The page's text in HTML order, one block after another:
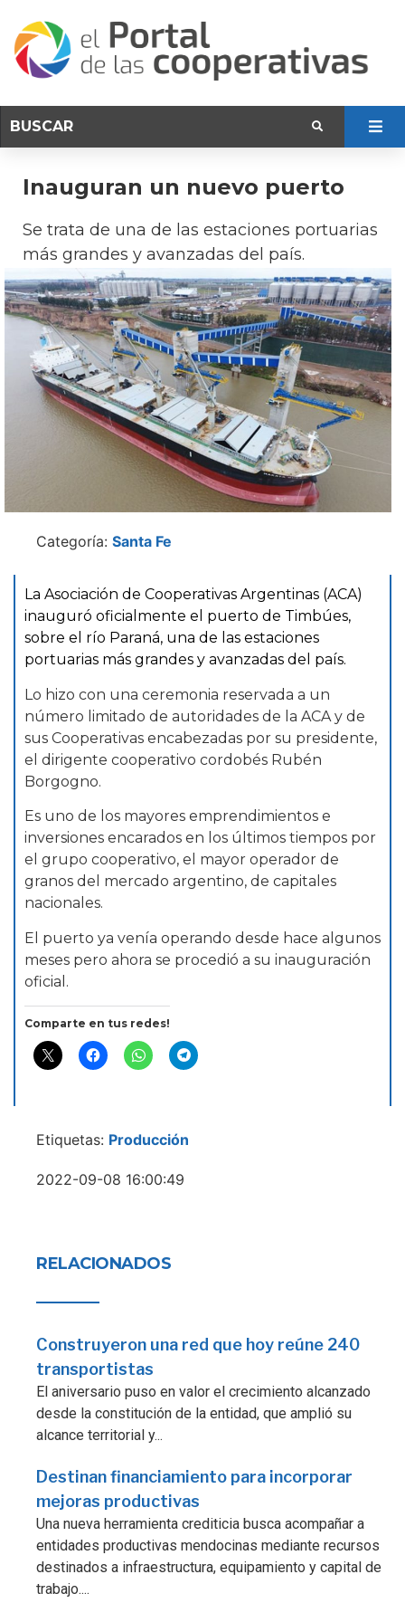
Inauguran un nuevo puerto
Se trata de una de las estaciones portuarias
más grandes y avanzadas del país.
Categoría: Santa Fe
La Asociación de Cooperativas Argentinas (ACA)
inauguró oficialmente el puerto de Timbúes,
sobre el río Paraná, una de las estaciones
portuarias más grandes y avanzadas del país.
Lo hizo con una ceremonia reservada a un
número limitado de autoridades de la ACA y de
sus Cooperativas encabezadas por su presidente,
el dirigente cooperativo cordobés Rubén
Borgogno.
Es uno de los mayores emprendimientos e
inversiones encarados en los últimos tiempos por
el grupo cooperativo, el mayor operador de
granos del mercado argentino, de capitales
nacionales.
El puerto ya venía operando desde hace algunos
meses pero ahora se procedió a su inauguración
oficial.
Comparte en tus redes!
Etiquetas: Producción
2022-09-08 16:00:49
RELACIONADOS
Construyeron una red que hoy reúne 240
transportistas
El aniversario puso en valor el crecimiento alcanzado
desde la constitución de la entidad, que amplió su
alcance territorial y...
Destinan financiamiento para incorporar
mejoras productivas
Una nueva herramienta crediticia busca acompañar a
entidades productivas mendocinas mediante recursos
destinados a infraestructura, equipamiento y capital de
trabajo....